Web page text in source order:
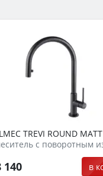
TREVI ROUND
с поворотным
140 в